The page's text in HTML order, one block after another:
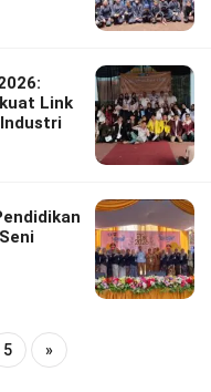
Link
5 »